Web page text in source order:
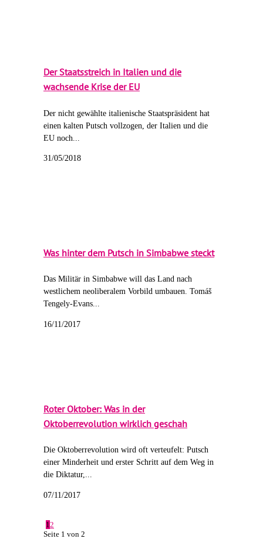
Der Staatsstreich in Italien und die
wachsende Krise der EU
Der nicht gewählte italienische Staatspräsident hat
einen kalten Putsch vollzogen, der Italien und die
EU noch...
31/05/2018
Was hinter dem Putsch in Simbabwe steckt
Das Militär in Simbabwe will das Land nach
westlichem neoliberalem Vorbild umbauen. Tomáš
Tengely-Evans...
16/11/2017
Roter Oktober: Was in der
Oktoberrevolution wirklich geschah
Die Oktoberrevolution wird oft verteufelt: Putsch
einer Minderheit und erster Schritt auf dem Weg in
die Diktatur,...
07/11/2017
1 2
Seite 1 von 2